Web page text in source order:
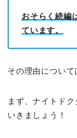
おそらく続編
ています。
その理由につい
まず、ナイトド
いきましょう！